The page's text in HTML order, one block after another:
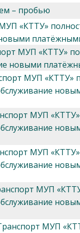
– пробью
«КТТУ»
МУП «КТТУ»
новыми
МУП «КТТУ»
МУП
МУП
МУП
МУП